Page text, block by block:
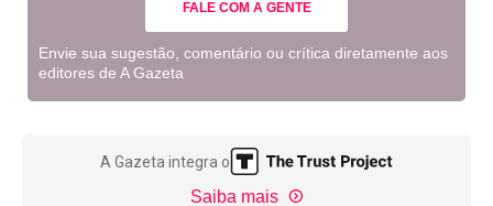
FALE COM A GENTE
Envie sua sugestão, comentário ou crítica diretamente aos
editores de A Gazeta
A Gazeta integra o
Saiba mais